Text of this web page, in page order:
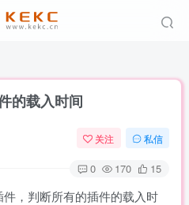
的载入时间
关注 私信
0 170 15
，判断所有的插件的载入时